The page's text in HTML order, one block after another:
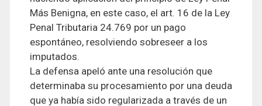
Más Benigna, en este caso, el art. 16 de la Ley
Penal Tributaria 24.769 por un pago
espontáneo, resolviendo sobreseer a los
imputados.
La defensa apeló ante una resolución que
determinaba su procesamiento por una deuda
que ya había sido regularizada a través de un